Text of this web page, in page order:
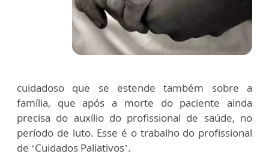
cuidadoso que se estende também sobre a
família, que após a morte do paciente ainda
precisa do auxílio do profissional de saúde, no
período de luto. Esse é o trabalho do profissional
de ‘Cuidados Paliativos’.